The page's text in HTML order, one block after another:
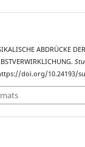
ABDRÜCKE
doi.org/10.24193/